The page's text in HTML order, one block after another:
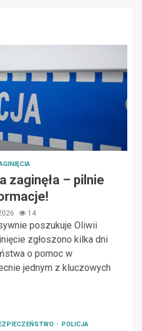
zaginęła – pilnie
14
poszukuje Oliwii
zgłoszono kilka dni
o pomoc w
jednym z kluczowych
POLICJA